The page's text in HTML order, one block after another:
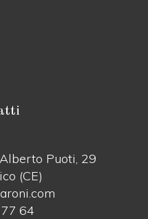
Puoti, 29
(CE)
64